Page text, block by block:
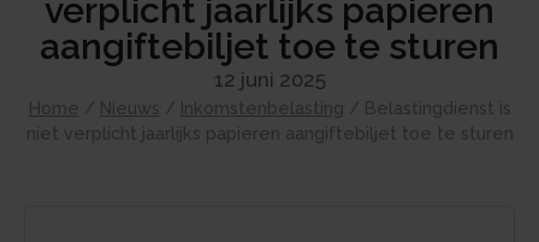
verplicht jaarlijks papieren
aangiftebiljet toe te sturen
12 juni 2025
Home / Nieuws / Inkomstenbelasting / Belastingdienst is
niet verplicht jaarlijks papieren aangiftebiljet toe te sturen